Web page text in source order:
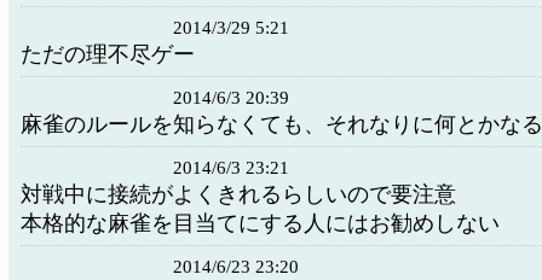
2014/3/29 5:21
ただの理不尽ゲー
2014/6/3 20:39
麻雀のルールを知らなくても、それなりに何とかなる
2014/6/3 23:21
対戦中に接続がよくきれるらしいので要注意
本格的な麻雀を目当てにする人にはお勧めしない
2014/6/23 23:20